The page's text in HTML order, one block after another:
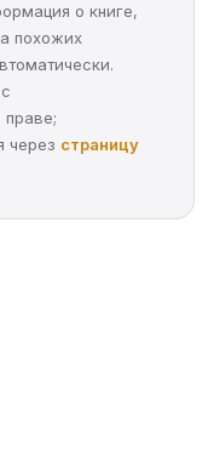
о книге,
похожих
праве;
через страницу